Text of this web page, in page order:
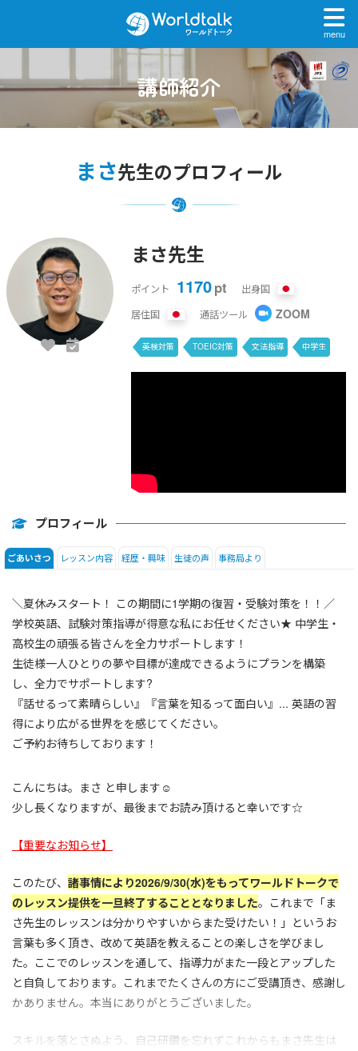
menu
講師紹介
まさ先生のプロフィール
まさ先生
ポイント 1170pt
出身国
居住国
通話ツール ZOOM
英検対策 TOEIC対策 文法指導 中学生
高校生
プロフィール
ごあいさつ レッスン内容 経歴・興味 生徒の声 事務局より
＼夏休みスタート！ この期間に1学期の復習・受験対策を！！／
学校英語、試験対策指導が得意な私にお任せください★ 中学生・
高校生の頑張る皆さんを全力サポートします！
生徒様一人ひとりの夢や目標が達成できるようにプランを構築
し、全力でサポートします?
『話せるって素晴らしい』『言葉を知るって面白い』... 英語の習
得により広がる世界をを感じてください。
ご予約お待ちしております！
こんにちは。まさ と申します☺︎
少し長くなりますが、最後までお読み頂けると幸いです☆
【重要なお知らせ】
このたび、 諸事情により2026/9/30(水)をもってワールドトークで
のレッスン提供を一旦終了することとなりました。これまで「ま
さ先生のレッスンは分かりやすいからまた受けたい！」というお
言葉も多く頂き、改めて英語を教えることの楽しさを学びまし
た。ここでのレッスンを通して、指導力がまた一段とアップした
と自負しております。これまでたくさんの方にご受講頂き、感謝し
かありません。本当にありがとうございました。
スキルを落とさぬよう、自己研鑽を忘れずこれからもまさ先生は